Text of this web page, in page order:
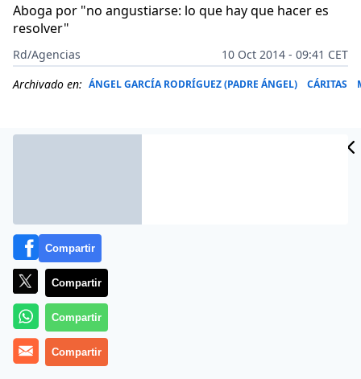
Aboga por "no angustiarse: lo que hay que hacer es
resolver"
Rd/Agencias
10 Oct 2014 - 09:41 CET
Archivado en: ÁNGEL GARCÍA RODRÍGUEZ (PADRE ÁNGEL) CÁRITAS
Más información
Compartir
Compartir
Compartir
Compartir